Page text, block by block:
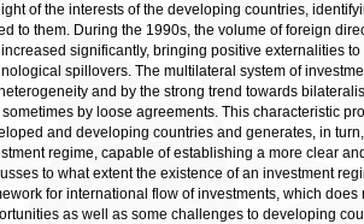
of the interests of the developing countries,
to them. During the 1990s, the volume of foreign
significantly, bringing positive externalities
spillovers. The multilateral system of
and by the strong trend towards
by loose agreements. This characteristic
and developing countries and generates, in
regime, capable of establishing a more clear
to what extent the existence of an investment
for international flow of investments, which
as well as some challenges to developing